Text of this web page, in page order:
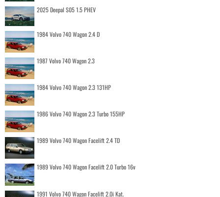
2025 Deepal S05 1.5 PHEV
1984 Volvo 740 Wagon 2.4 D
1987 Volvo 740 Wagon 2.3
1984 Volvo 740 Wagon 2.3 131HP
1986 Volvo 740 Wagon 2.3 Turbo 155HP
1989 Volvo 740 Wagon Facelift 2.4 TD
1989 Volvo 740 Wagon Facelift 2.0 Turbo 16v
1991 Volvo 740 Wagon Facelift 2.0i Kat.